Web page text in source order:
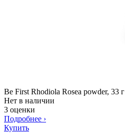
Be First Rhodiola Rosea powder, 33 г
Нет в наличии
3 оценки
Подробнее ›
Купить